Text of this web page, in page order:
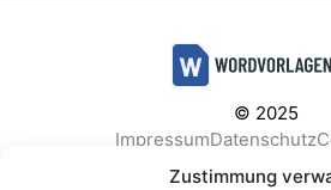
Zustimmung
© 2025
ImpressumDatenschutz
Facebook
Instagram